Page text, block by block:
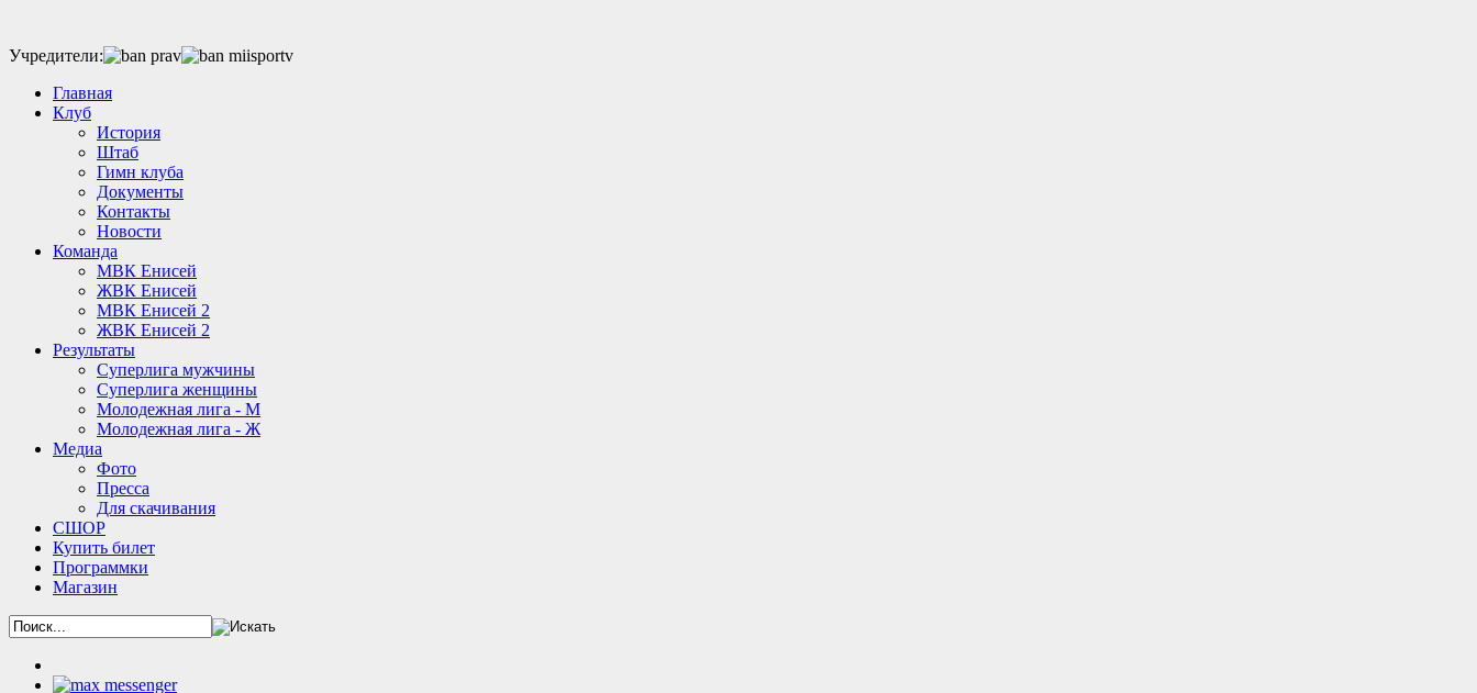
Учредители:
Главная
Клуб
История
Штаб
Гимн клуба
Документы
Контакты
Новости
Команда
МВК Енисей
ЖВК Енисей
МВК Енисей 2
ЖВК Енисей 2
Результаты
Суперлига мужчины
Суперлига женщины
Молодежная лига - М
Молодежная лига - Ж
Медиа
Фото
Пресса
Для скачивания
СШОР
Купить билет
Программки
Магазин